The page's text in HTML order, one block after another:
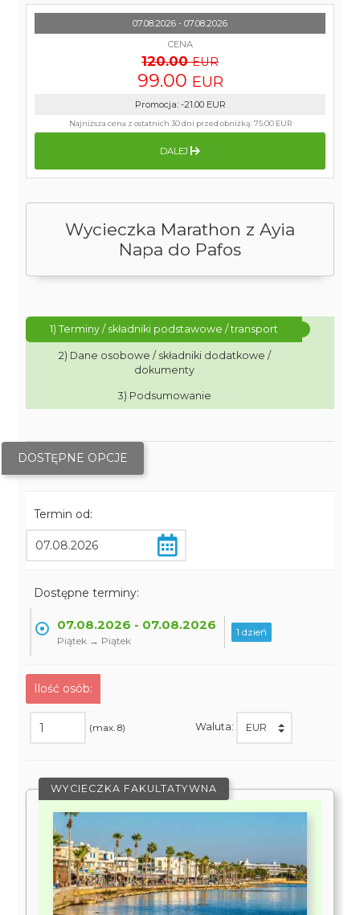
Wycieczka Marathon z Ayia
Napa do Pafos
1) Terminy / składniki podstawowe / transport
2) Dane osobowe / składniki dodatkowe /
dokumenty
3) Podsumowanie
DOSTĘPNE OPCJE
Termin od:
Dostępne terminy:
07.08.2026 - 07.08.2026
Piątek → Piątek
1 dzień
Ilość osób:
(max. 8) Waluta:
WYCIECZKA FAKULTATYWNA
07.08.2026 - 07.08.2026
CENA
120.00 EUR
99.00 EUR
Promocja: -21.00 EUR
Najniższa cena z ostatnich 30 dni przed obniżką:75.00 EUR
DALEJ